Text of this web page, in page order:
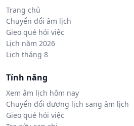
Trang chủ
Chuyển đổi âm lịch
Gieo quẻ hỏi việc
Lịch năm 2026
Lịch tháng 8
Tính năng
Xem âm lịch hôm nay
Chuyển đổi dương lịch sang âm lịch
Gieo quẻ hỏi việc